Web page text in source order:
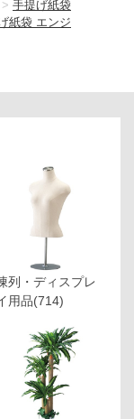
> 手提げ紙袋
紙袋 エンジ
列・ディスプレ
用品(714)